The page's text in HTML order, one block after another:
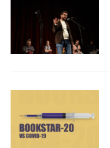
e
c
f
o